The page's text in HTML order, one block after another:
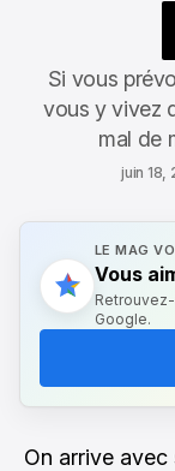
Si vous
vous y vivez
mal de
juin 18,
LE MAG
Vous
Google.
On arrive